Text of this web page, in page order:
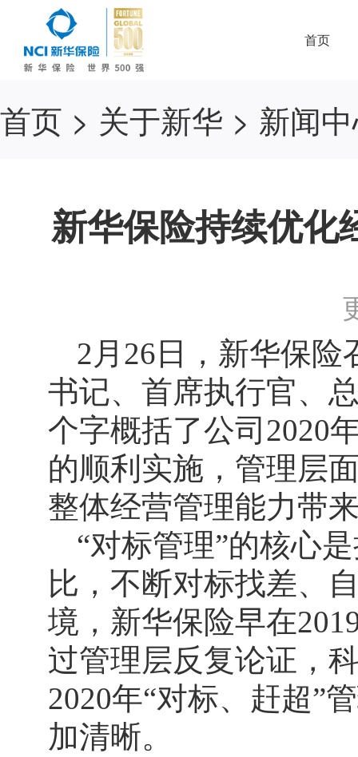
首页
首页 > 关于新华 > 新闻
新华保险持续优化
2月26日，新华保险
书记、首席执行官、
个字概括了公司2020
的顺利实施，管理层
整体经营管理能力带
“对标管理”的核心
比，不断对标找差、
境，新华保险早在
过管理层反复论证，
2020年“对标、赶超”
加清晰。